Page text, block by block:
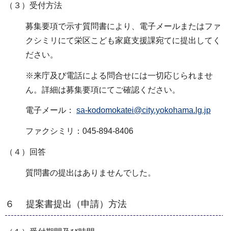
（３）受付方法
募集要項で示す質問書により、電子メールまたはファ
クシミリにて栄区こども家庭支援課宛てに提出してく
ださい。
※来庁及び電話による問合せには一切応じられませ
ん。詳細は募集要項にてご確認ください。
電子メール： sa-kodomokatei@city.yokohama.lg.jp
ファクシミリ：045-894-8406
（４）回答
質問書の提出はありませんでした。
６ 提案書提出（申請）方法